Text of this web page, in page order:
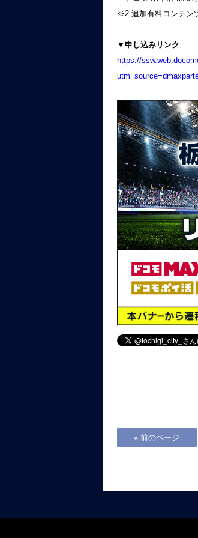
※2 追加有料コンテン
▼申し込みリンク
https://
« 前のページ